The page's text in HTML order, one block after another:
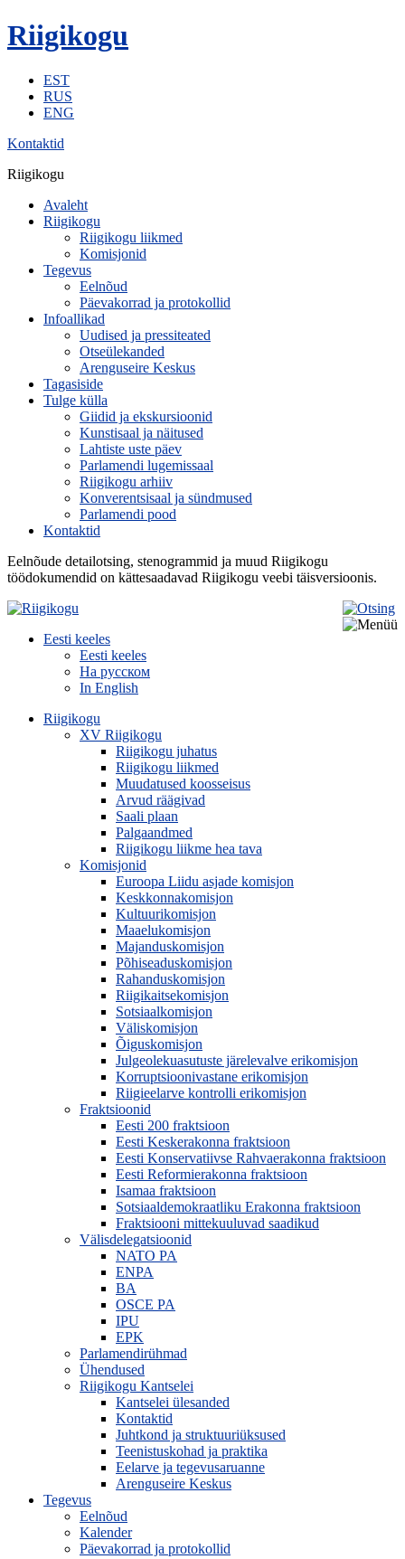
Riigikogu
EST
RUS
ENG
Kontaktid
Riigikogu
Avaleht
Riigikogu
Riigikogu liikmed
Komisjonid
Tegevus
Eelnõud
Päevakorrad ja protokollid
Infoallikad
Uudised ja pressiteated
Otseülekanded
Arenguseire Keskus
Tagasiside
Tulge külla
Giidid ja ekskursioonid
Kunstisaal ja näitused
Lahtiste uste päev
Parlamendi lugemissaal
Riigikogu arhiiv
Konverentsisaal ja sündmused
Parlamendi pood
Kontaktid
Eelnõude detailotsing, stenogrammid ja muud Riigikogu
töödokumendid on kättesaadavad Riigikogu veebi täisversioonis.
Eesti keeles
Eesti keeles
На русском
In English
Riigikogu
XV Riigikogu
Riigikogu juhatus
Riigikogu liikmed
Muudatused koosseisus
Arvud räägivad
Saali plaan
Palgaandmed
Riigikogu liikme hea tava
Komisjonid
Euroopa Liidu asjade komisjon
Keskkonnakomisjon
Kultuurikomisjon
Maaelukomisjon
Majanduskomisjon
Põhiseaduskomisjon
Rahanduskomisjon
Riigikaitsekomisjon
Sotsiaalkomisjon
Väliskomisjon
Õiguskomisjon
Julgeolekuasutuste järelevalve erikomisjon
Korruptsioonivastane erikomisjon
Riigieelarve kontrolli erikomisjon
Fraktsioonid
Eesti 200 fraktsioon
Eesti Keskerakonna fraktsioon
Eesti Konservatiivse Rahvaerakonna fraktsioon
Eesti Reformierakonna fraktsioon
Isamaa fraktsioon
Sotsiaaldemokraatliku Erakonna fraktsioon
Fraktsiooni mittekuuluvad saadikud
Välisdelegatsioonid
NATO PA
ENPA
BA
OSCE PA
IPU
EPK
Parlamendirühmad
Ühendused
Riigikogu Kantselei
Kantselei ülesanded
Kontaktid
Juhtkond ja struktuuriüksused
Teenistuskohad ja praktika
Eelarve ja tegevusaruanne
Arenguseire Keskus
Tegevus
Eelnõud
Kalender
Päevakorrad ja protokollid